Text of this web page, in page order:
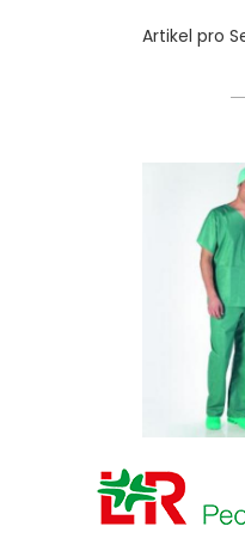
Artikel pro